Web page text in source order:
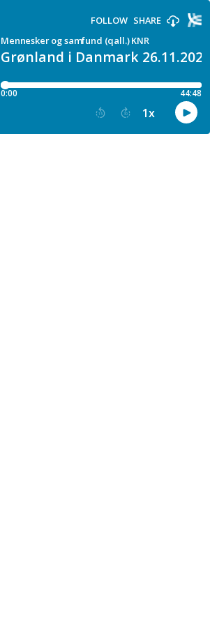
Grønland i Danmark 26.11.2024
Mennesker og samfund (qall.) KNR
FOLLOW SHARE
0:00 44:48
15 30 1x